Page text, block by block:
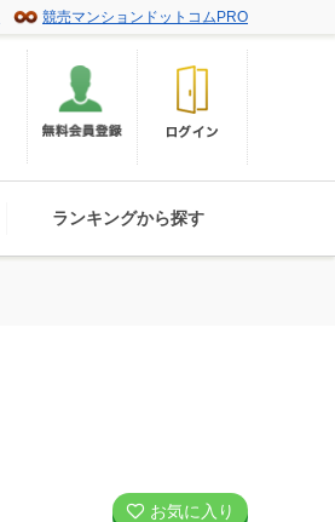
競売マンションドットコムPRO
ランキングから探す
お気に入り